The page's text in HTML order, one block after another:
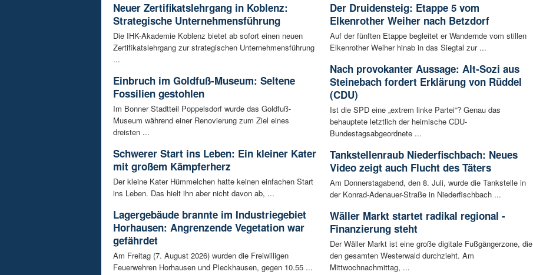
Neuer Zertifikatslehrgang in Koblenz:
Strategische Unternehmensführung
Die IHK-Akademie Koblenz bietet ab sofort einen neuen
Zertifikatslehrgang zur strategischen Unternehmensführung
...
Einbruch im Goldfuß-Museum: Seltene
Fossilien gestohlen
Im Bonner Stadtteil Poppelsdorf wurde das Goldfuß-
Museum während einer Renovierung zum Ziel eines
dreisten ...
Schwerer Start ins Leben: Ein kleiner Kater
mit großem Kämpferherz
Der kleine Kater Hümmelchen hatte keinen einfachen Start
ins Leben. Das hielt ihn aber nicht davon ab, ...
Lagergebäude brannte im Industriegebiet
Horhausen: Angrenzende Vegetation war
gefährdet
Am Freitag (7. August 2026) wurden die Freiwilligen
Feuerwehren Horhausen und Pleckhausen, gegen 10.55 ...
Der Druidensteig: Etappe 5 vom
Elkenrother Weiher nach Betzdorf
Auf der fünften Etappe begleitet er Wandernde vom stillen
Elkenrother Weiher hinab in das Siegtal zur ...
Nach provokanter Aussage: Alt-Sozi aus
Steinebach fordert Erklärung von Rüddel
(CDU)
Ist die SPD eine „extrem linke Partei“? Genau das
behauptete letztlich der heimische CDU-
Bundestagsabgeordnete ...
Tankstellenraub Niederfischbach: Neues
Video zeigt auch Flucht des Täters
Am Donnerstagabend, den 8. Juli, wurde die Tankstelle in
der Konrad-Adenauer-Straße in Niederfischbach ...
Wäller Markt startet radikal regional -
Finanzierung steht
Der Wäller Markt ist eine große digitale Fußgängerzone, die
den gesamten Westerwald durchzieht. Am
Mittwochnachmittag, ...